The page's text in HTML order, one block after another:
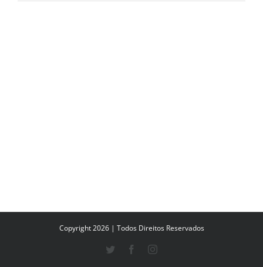
Copyright 2026 | Todos Direitos Reservados
Twitter FacebookInstagram